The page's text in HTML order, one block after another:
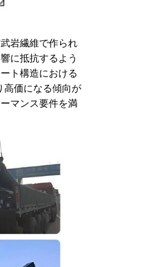
岩繊維で作られ
に抵抗するよう
ト構造における
高価になる傾向が
マンス要件を満